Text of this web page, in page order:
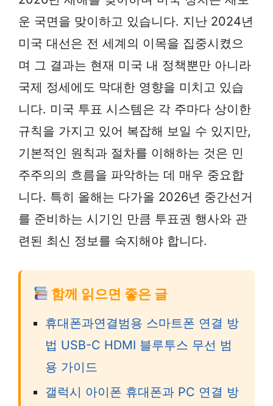
운 국면을 맞이하고 있습니다. 지난 2024년
미국 대선은 전 세계의 이목을 집중시켰으
며 그 결과는 현재 미국 내 정책뿐만 아니라
국제 정세에도 막대한 영향을 미치고 있습
니다. 미국 투표 시스템은 각 주마다 상이한
규칙을 가지고 있어 복잡해 보일 수 있지만,
기본적인 원칙과 절차를 이해하는 것은 민
주주의의 흐름을 파악하는 데 매우 중요합
니다. 특히 올해는 다가올 2026년 중간선거
를 준비하는 시기인 만큼 투표권 행사와 관
련된 최신 정보를 숙지해야 합니다.
함께 읽으면 좋은 글
휴대폰과연결범용 스마트폰 연결 방
법 USB-C HDMI 블루투스 무선 범
용 가이드
갤럭시 아이폰 휴대폰과 PC 연결 방